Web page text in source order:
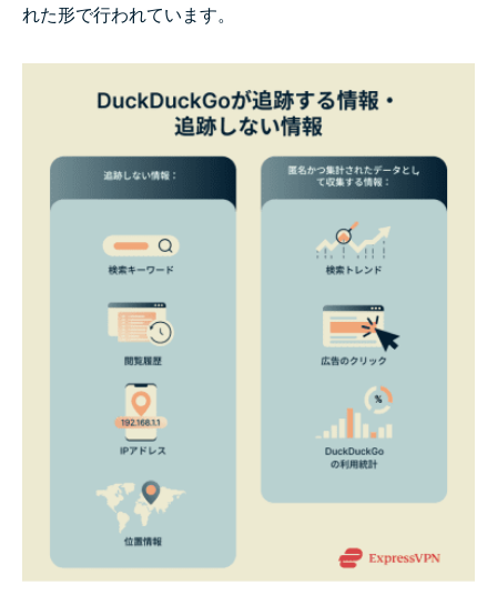
れた形で行われています。